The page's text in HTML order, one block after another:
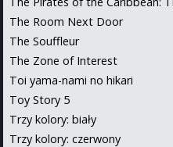
The Room Next Door
The Souffleur
The Zone of Interest
Toi yama-nami no hikari
Toy Story 5
Trzy kolory: biały
Trzy kolory: czerwony